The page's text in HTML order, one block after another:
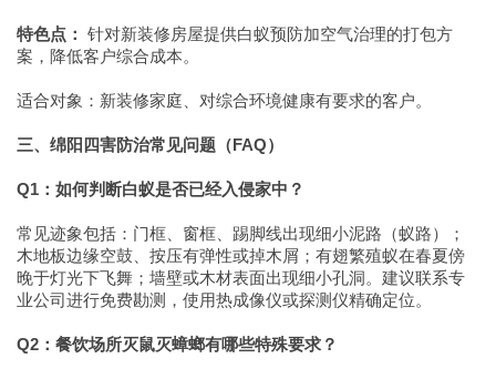
特色点： 针对新装修房屋提供白蚁预防加空气治理的打包方
案，降低客户综合成本。
适合对象：新装修家庭、对综合环境健康有要求的客户。
三、绵阳四害防治常见问题（FAQ）
Q1：如何判断白蚁是否已经入侵家中？
常见迹象包括：门框、窗框、踢脚线出现细小泥路（蚁路）；
木地板边缘空鼓、按压有弹性或掉木屑；有翅繁殖蚁在春夏傍
晚于灯光下飞舞；墙壁或木材表面出现细小孔洞。建议联系专
业公司进行免费勘测，使用热成像仪或探测仪精确定位。
Q2：餐饮场所灭鼠灭蟑螂有哪些特殊要求？